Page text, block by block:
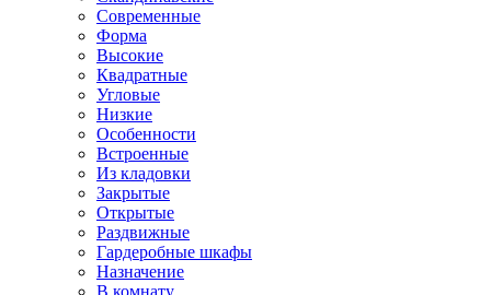
Современные
Форма
Высокие
Квадратные
Угловые
Низкие
Особенности
Встроенные
Из кладовки
Закрытые
Открытые
Раздвижные
Гардеробные шкафы
Назначение
В комнату